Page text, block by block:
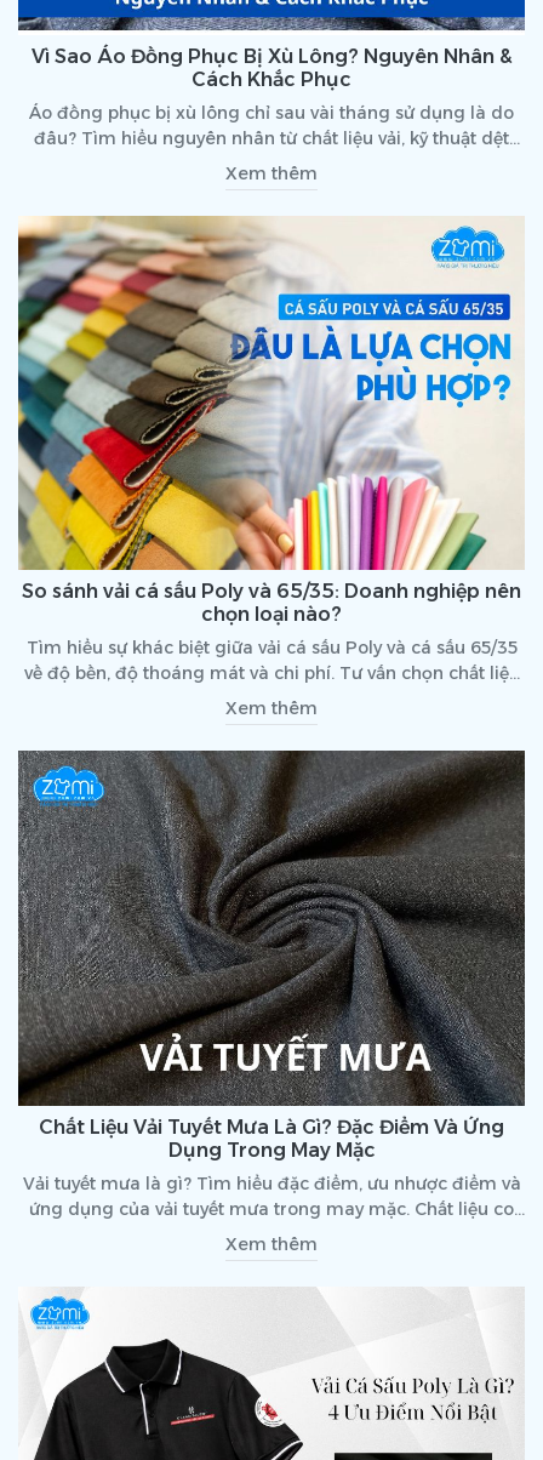
Vì Sao Áo Đồng Phục Bị Xù Lông? Nguyên Nhân &
Cách Khắc Phục
Áo đồng phục bị xù lông chỉ sau vài tháng sử dụng là do
đâu? Tìm hiểu nguyên nhân từ chất liệu vải, kỹ thuật dệt
đến cách sử dụng và cách chọn vải bền đẹp hơn cho
doanh nghiệp.
Xem thêm
So sánh vải cá sấu Poly và 65/35: Doanh nghiệp nên
chọn loại nào?
Tìm hiểu sự khác biệt giữa vải cá sấu Poly và cá sấu 65/35
về độ bền, độ thoáng mát và chi phí. Tư vấn chọn chất liệu
đồng phục phù hợp cho doanh nghiệp.
Xem thêm
Chất Liệu Vải Tuyết Mưa Là Gì? Đặc Điểm Và Ứng
Dụng Trong May Mặc
Vải tuyết mưa là gì? Tìm hiểu đặc điểm, ưu nhược điểm và
ứng dụng của vải tuyết mưa trong may mặc. Chất liệu co
giãn, bền đẹp, được ưa chuộng trong thời trang và đồng
phục.
Xem thêm